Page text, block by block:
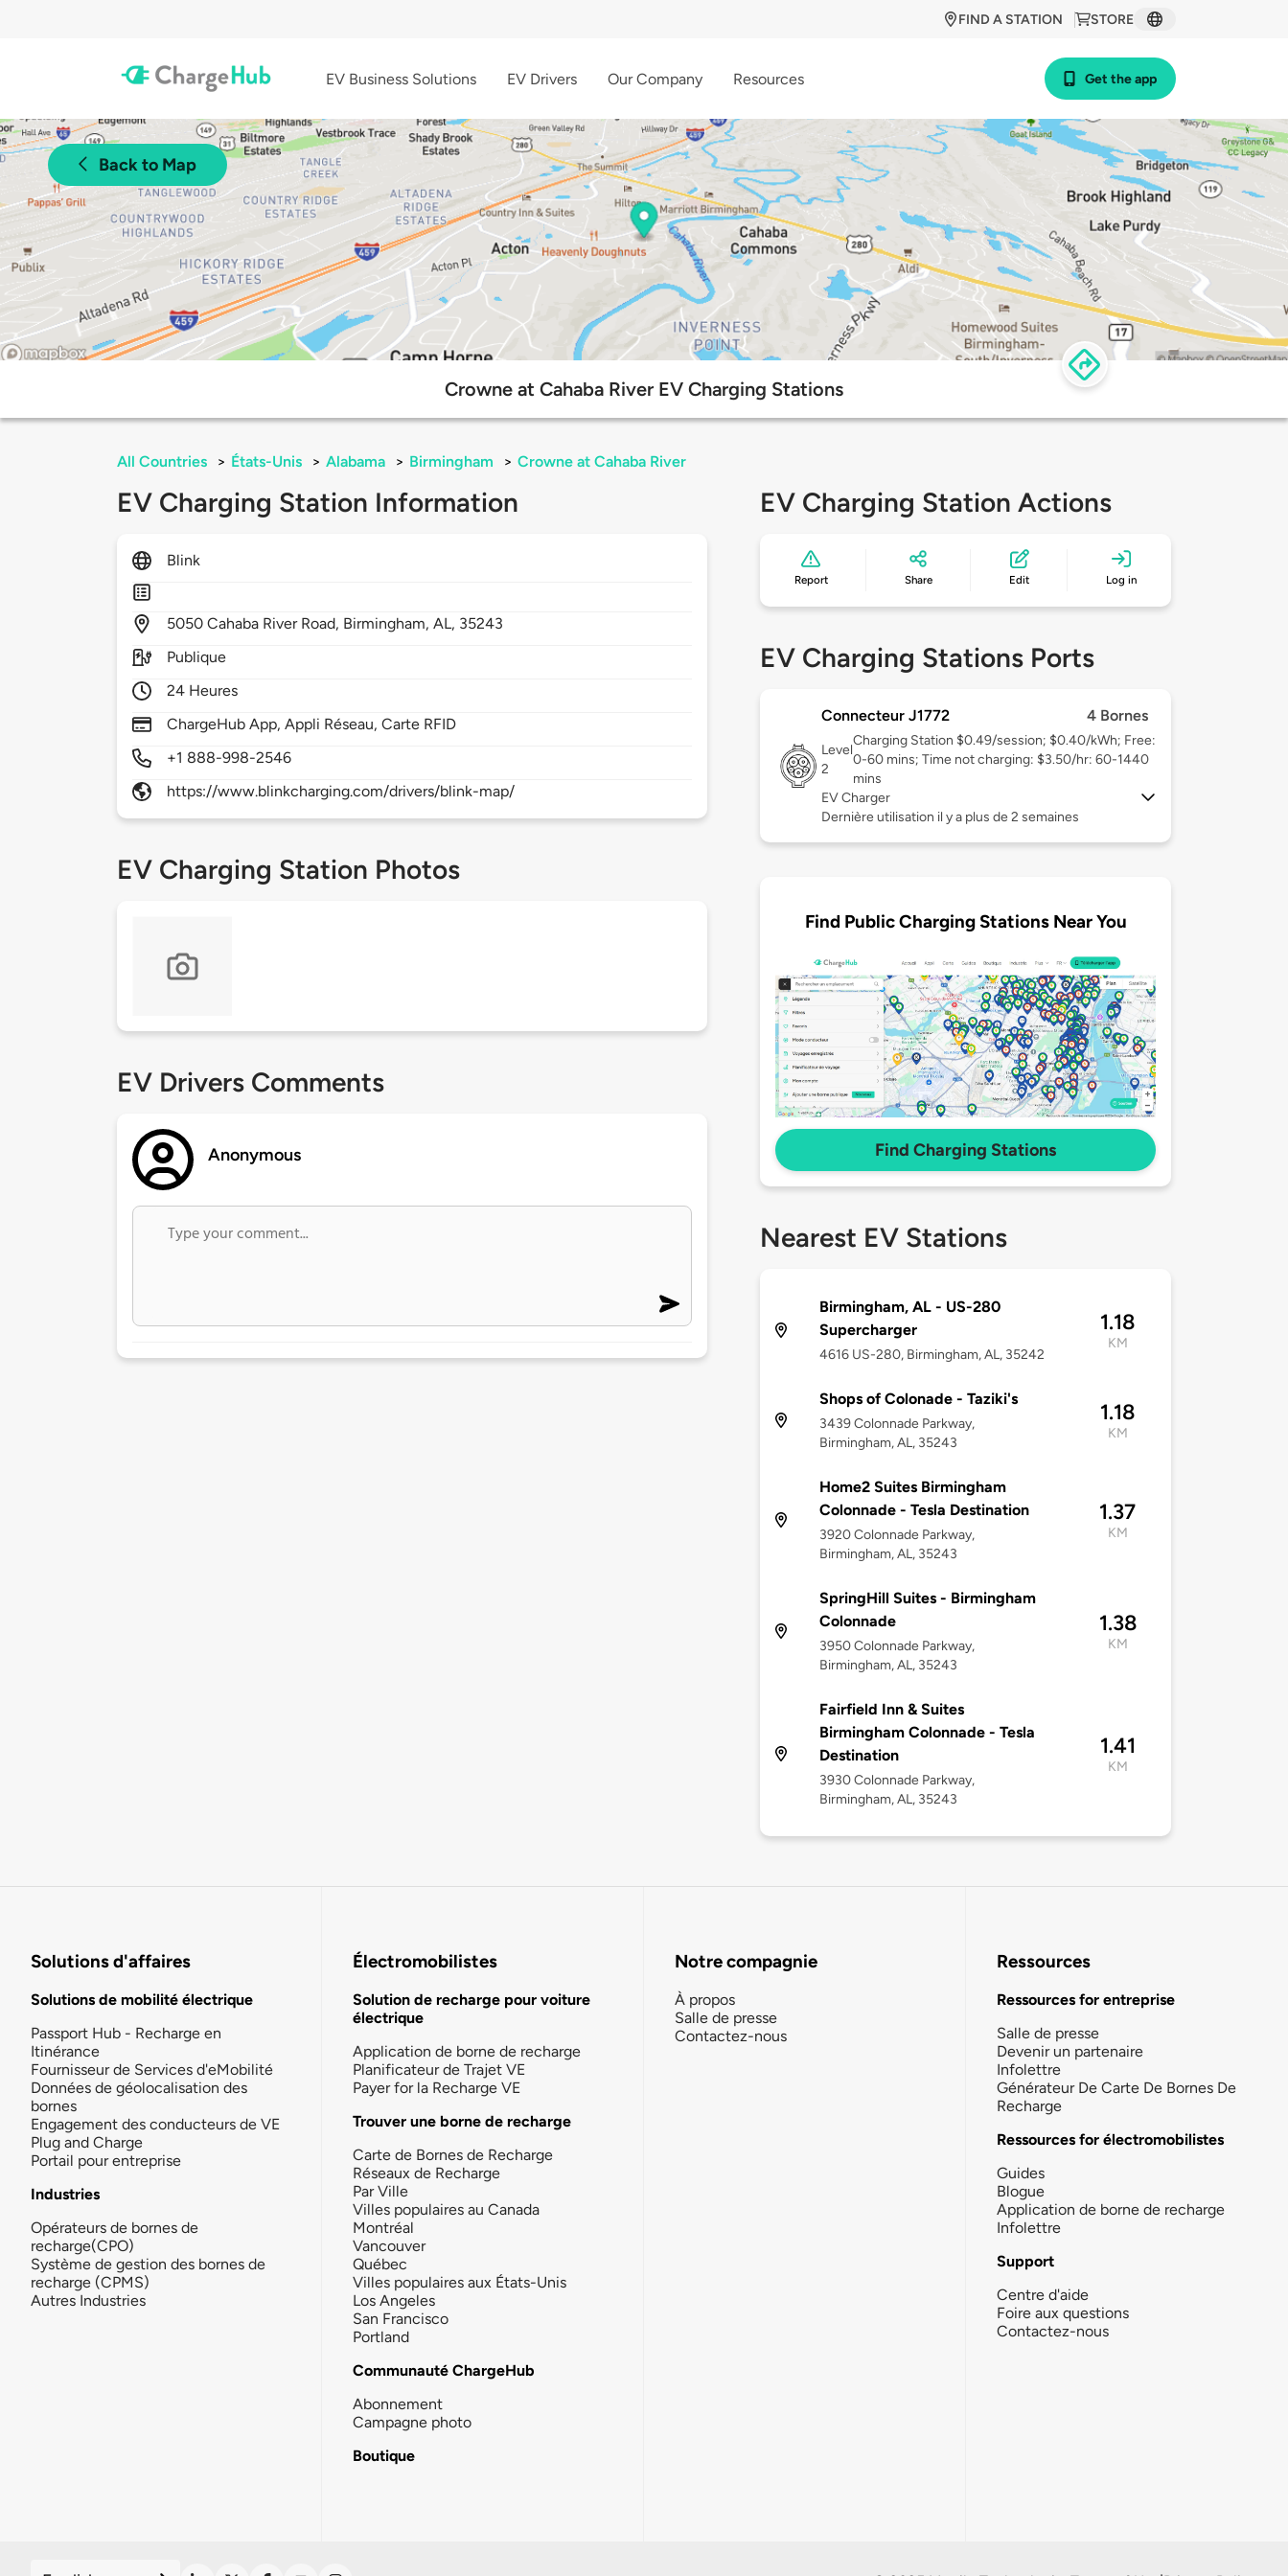
STORE
FIND A STATION
EV Business Solutions EV Drivers Our Company Resources Get the app
Back to Map
Crowne at Cahaba River EV Charging Stations
All Countries > États-Unis > Alabama > Birmingham > Crowne at Cahaba River
EV Charging Station Information
Blink
5050Cahaba River Road, Birmingham,AL, 35243
Publique
24 Heures
ChargeHub App, Appli Réseau, Carte RFID
+1 888-998-2546
https://www.blinkcharging.com/drivers/blink-map/
EV Charging Station Photos
EV Drivers Comments
Anonymous
EV Charging Station Actions
Report Share Edit Log in
EV Charging Stations Ports
Connecteur J1772 4 Bornes
Level
2
Charging Station $0.49/session; $0.40/kWh; Free:
0-60 mins; Time not charging: $3.50/hr: 60-1440
mins
EV Charger
Dernière utilisation il y a plus de 2 semaines
Find Public Charging Stations Near You
Find Charging Stations
Nearest EV Stations
Birmingham, AL - US-280
Supercharger
4616 US-280, Birmingham, AL, 35242
1.18
KM
Shops of Colonade - Taziki's
3439 Colonnade Parkway,
Birmingham, AL, 35243
1.18
KM
Home2 Suites Birmingham
Colonnade - Tesla Destination
3920 Colonnade Parkway,
Birmingham, AL, 35243
1.37
KM
SpringHill Suites - Birmingham
Colonnade
3950 Colonnade Parkway,
Birmingham, AL, 35243
1.38
KM
Fairfield Inn & Suites
Birmingham Colonnade - Tesla
Destination
3930 Colonnade Parkway,
Birmingham, AL, 35243
1.41
KM
Solutions d'affaires
Solutions de mobilité électrique
Passport Hub - Recharge en
Itinérance
Fournisseur de Services d'eMobilité
Données de géolocalisation des
bornes
Engagement des conducteurs de VE
Plug and Charge
Portail pour entreprise
Industries
Opérateurs de bornes de
recharge(CPO)
Système de gestion des bornes de
recharge (CPMS)
Autres Industries
Électromobilistes
Solution de recharge pour voiture
électrique
Application de borne de recharge
Planificateur de Trajet VE
Payer for la Recharge VE
Trouver une borne de recharge
Carte de Bornes de Recharge
Réseaux de Recharge
Par Ville
Villes populaires au Canada
Montréal
Vancouver
Québec
Villes populaires aux États-Unis
Los Angeles
San Francisco
Portland
Communauté ChargeHub
Abonnement
Campagne photo
Boutique
Notre compagnie
À propos
Salle de presse
Contactez-nous
Ressources
Ressources for entreprise
Salle de presse
Devenir un partenaire
Infolettre
Générateur De Carte De Bornes De
Recharge
Ressources for électromobilistes
Guides
Blogue
Application de borne de recharge
Infolettre
Support
Centre d'aide
Foire aux questions
Contactez-nous